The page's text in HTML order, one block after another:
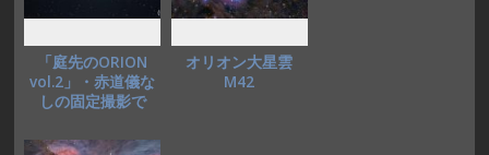
「庭先のORION
vol.2」・赤道儀な
しの固定撮影で
オリオン大星雲
M42